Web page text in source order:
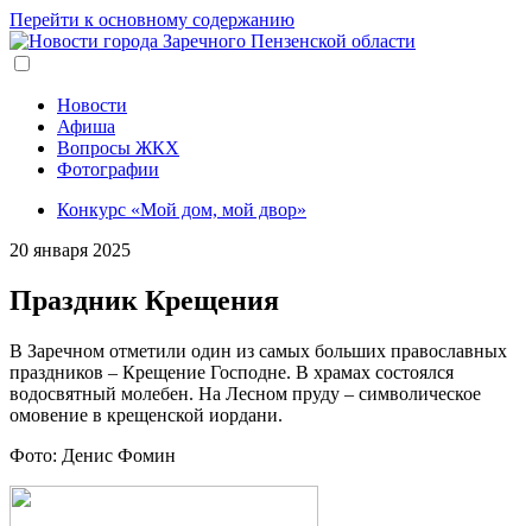
Перейти к основному содержанию
Новости
Афиша
Вопросы ЖКХ
Фотографии
Конкурс «Мой дом, мой двор»
20 января 2025
Праздник Крещения
В Заречном отметили один из самых больших православных
праздников – Крещение Господне. В храмах состоялся
водосвятный молебен. На Лесном пруду – символическое
омовение в крещенской иордани.
Фото: Денис Фомин